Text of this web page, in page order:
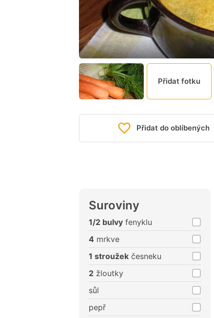
Přidat fotku
Přidat do oblíbených
Suroviny
1/2 bulvy fenyklu
4 mrkve
1 stroužek česneku
2 žloutky
sůl
pepř